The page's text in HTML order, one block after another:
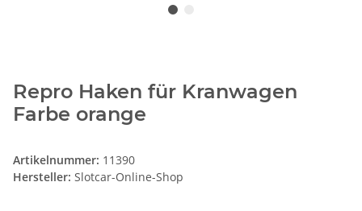
Repro Haken für Kranwagen
Farbe orange
Artikelnummer: 11390
Hersteller: Slotcar-Online-Shop